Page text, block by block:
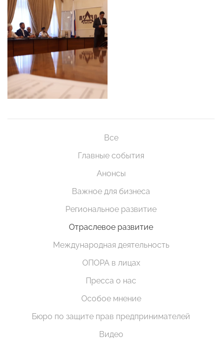
Все
Главные события
Анонсы
Важное для бизнеса
Региональное развитие
Отраслевое развитие
Международная деятельность
ОПОРА в лицах
Пресса о нас
Особое мнение
Бюро по защите прав предпринимателей
Видео